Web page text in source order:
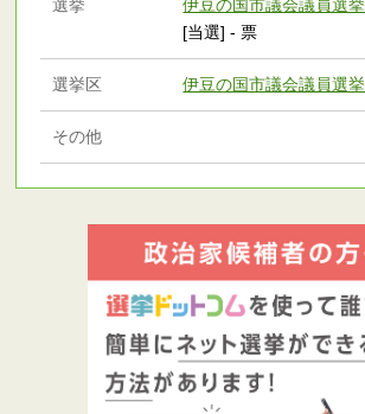
選挙 伊豆の国市議会議員選挙
[当選] - 票
選挙区 伊豆の国市議会議員選挙
その他